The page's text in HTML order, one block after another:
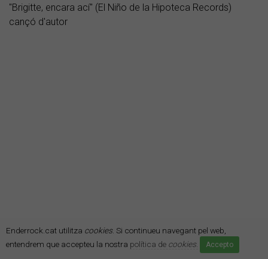
Enderrock.cat utilitza cookies. Si continueu navegant pel web,
entendrem que accepteu la nostra política de cookies. Accepto
"Brigitte, encara ací" (El Niño de la Hipoteca Records)
cançó d'autor